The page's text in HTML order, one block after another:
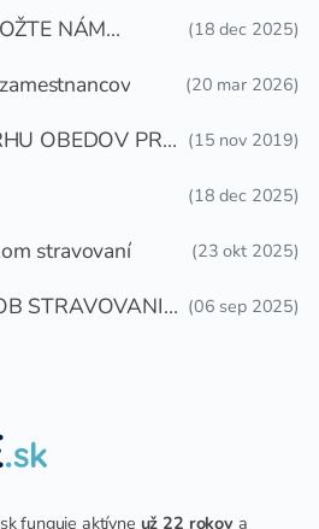
NÁM
(18 dec 2025)
(20 mar 2026)
OBEDOV PRE
(15 nov 2019)
(18 dec 2025)
stravovaní (23 okt 2025)
STRAVOVANIA (06 sep 2025)
funguje aktívne už 22 rokova